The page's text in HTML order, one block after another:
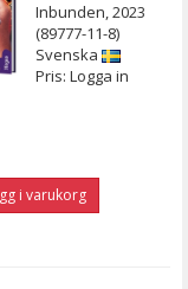
Inbunden, 2023
(89777-11-8)
Svenska
Pris: Logga in
i varukorg